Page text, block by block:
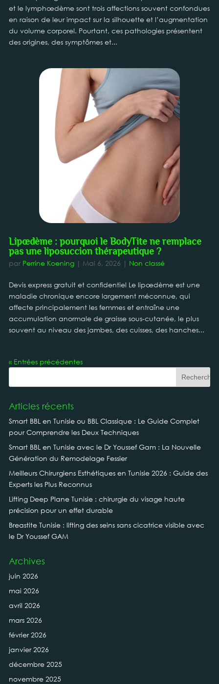
et le lymphœdème sont trois affections souvent confondues
en raison de leur impact sur la silhouette et l’augmentation
du volume corporel. Pourtant, ces pathologies présentent
des origines, des symptômes et...
Lipœdème : pourquoi le BodyTite ne remplace
pas une liposuccion thérapeutique ?
par Perrine Koening| Mai 6, 2026 | Non classé
Devis express gratuit et confidentiel Le lipœdème est une
maladie chronique encore largement méconnue, qui
affecte principalement les femmes et entraîne une
accumulation anormale de graisse sous-cutanée, le plus
souvent au niveau des jambes, des cuisses, des hanches...
« Entrées précédentes
Articles récents
Smart BBL en Tunisie ou BBL Classique : Le Guide Complet
pour Comprendre les Deux Techniques
Smart BBL en Tunisie avec le Dr Youssef Gam : La Nouvelle
Génération du Remodelage Fessier
Meilleurs Chirurgiens Esthétiques en Tunisie 2026 : Guide des
Experts les Plus Reconnus
Lifting Deep Plane Tunisie : chirurgie du visage haute
précision pour un effet durable
Breastite Tunisie : lifting des seins sans cicatrice visible avec
le Dr Youssef GAM
Archives
juin 2026
mai 2026
avril 2026
mars 2026
février 2026
janvier 2026
décembre 2025
novembre 2025